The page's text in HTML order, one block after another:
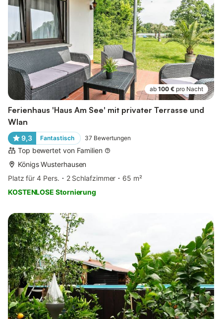
ab 100 € pro Nacht
Ferienhaus 'Haus Am See' mit privater Terrasse und
Wlan
9,3 Fantastisch 37 Bewertungen
Top bewertet von Familien
Königs Wusterhausen
Platz für 4 Pers.
2 Schlafzimmer
65 m²
KOSTENLOSE Stornierung